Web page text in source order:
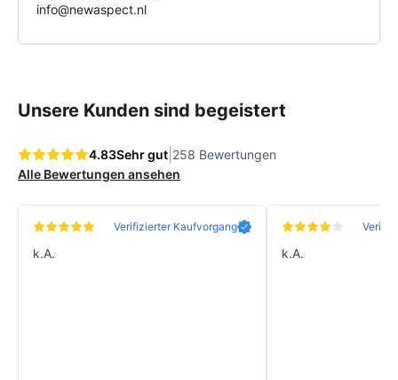
info@newaspect.nl
Unsere Kunden sind begeistert
4.83Sehr gut 258 Bewertungen
Alle Bewertungen ansehen
Verifizierter Kaufvorgang
k.A. k.A.